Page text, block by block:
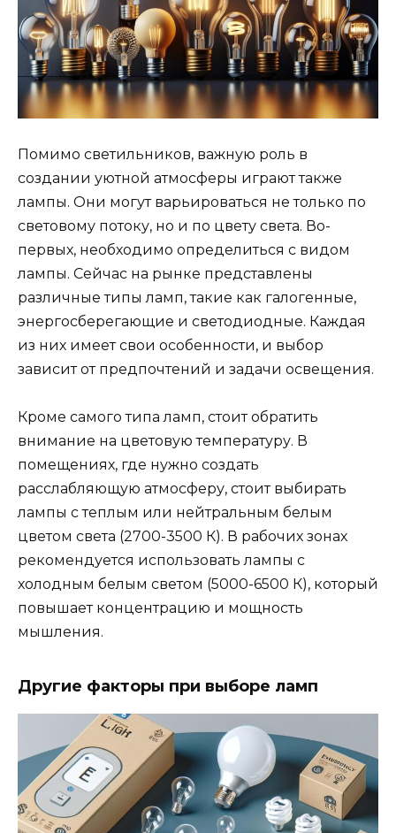
Помимо светильников, важную роль в
создании уютной атмосферы играют также
лампы. Они могут варьироваться не только по
световому потоку, но и по цвету света. Во-
первых, необходимо определиться с видом
лампы. Сейчас на рынке представлены
различные типы ламп, такие как галогенные,
энергосберегающие и светодиодные. Каждая
из них имеет свои особенности, и выбор
зависит от предпочтений и задачи освещения.
Кроме самого типа ламп, стоит обратить
внимание на цветовую температуру. В
помещениях, где нужно создать
расслабляющую атмосферу, стоит выбирать
лампы с теплым или нейтральным белым
цветом света (2700-3500 К). В рабочих зонах
рекомендуется использовать лампы с
холодным белым светом (5000-6500 К), который
повышает концентрацию и мощность
мышления.
Другие факторы при выборе ламп